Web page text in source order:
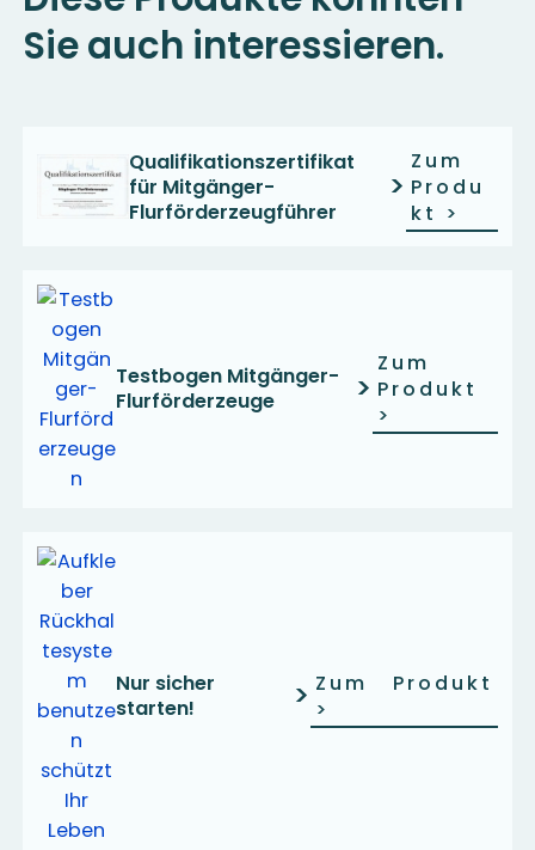
Sie auch interessieren.
Qualifikationszertifikat
für Mitgänger-
Flurförderzeugführer
>
Zum
Produ
kt >
Testbogen Mitgänger-
Flurförderzeuge
>
Zum
Produkt
>
Nur sicher
starten!
> Zum Produkt
>